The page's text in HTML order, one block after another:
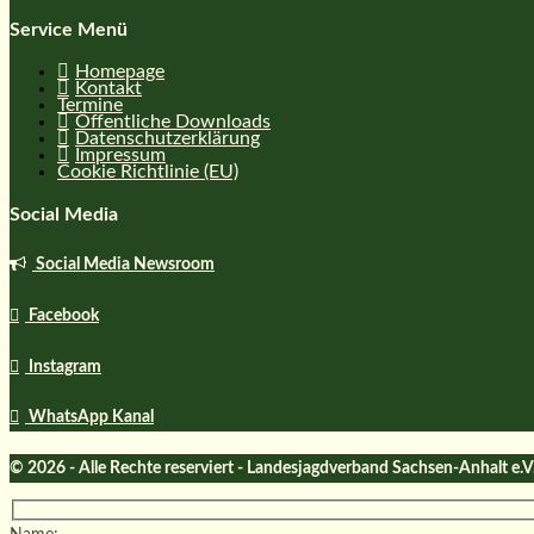
Service Menü
Homepage
Kontakt
Termine
Öffentliche Downloads
Datenschutzerklärung
Impressum
Cookie Richtlinie (EU)
Social Media
Social Media Newsroom
Facebook
Instagram
WhatsApp Kanal
© 2026 - Alle Rechte reserviert - Landesjagdverband Sachsen-Anhalt